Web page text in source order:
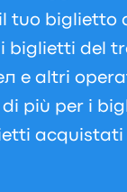
tuo biglietto
biglietti del
e altri
più per i
acquistati